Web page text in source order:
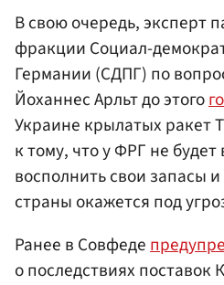
В свою очередь, эксперт
фракции Социал-
Германии (СДПГ) по
Йоханнес Арльт до этого
Украине крылатых ракет
к тому, что у ФРГ не
восполнить свои запасы
страны окажется под
Ранее в Совфеде
о последствиях поставок